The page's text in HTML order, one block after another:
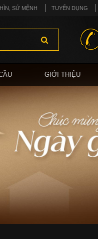
SỨ MỆNH TUYỂN DỤNG
GIỚI THIỆU